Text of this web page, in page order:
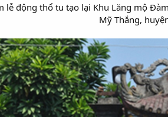
lễ động thổ tu tạo lại Khu Lăng mộ
Mỹ Thắng,